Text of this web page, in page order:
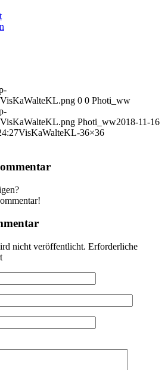
0 0 Photi_ww
Photi_ww2018-11-16
VisKaWalteKL-36×36
nicht veröffentlicht. Erforderliche